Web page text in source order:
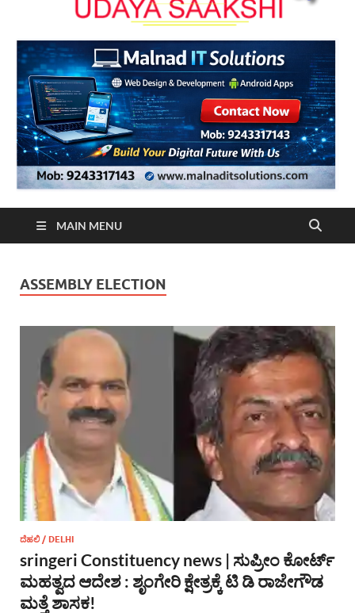
MAIN MENU
ASSEMBLY ELECTION
ದೆಹಲಿ / DELHI
sringeri Constituency news | ಸುಪ್ರೀಂ ಕೋರ್ಟ್
ಮಹತ್ವದ ಆದೇಶ : ಶೃಂಗೇರಿ ಕ್ಷೇತ್ರಕ್ಕೆ ಟಿ ಡಿ ರಾಜೇಗೌಡ
ಮತ್ತೆ ಶಾಸಕ!